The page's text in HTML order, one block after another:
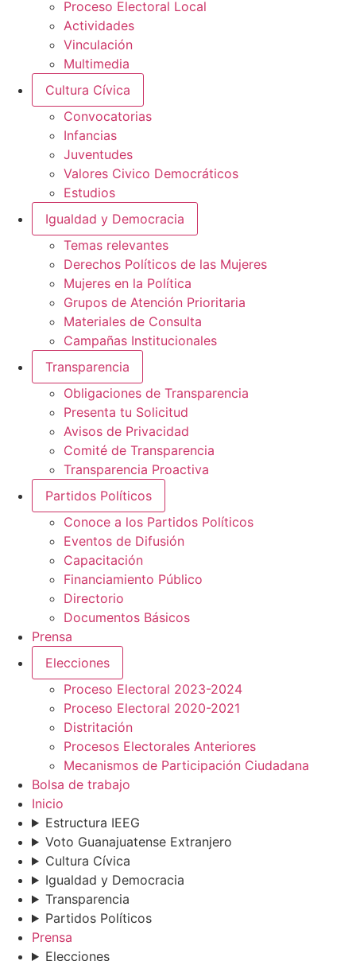
Proceso Electoral Local
Actividades
Vinculación
Multimedia
Cultura Cívica
Convocatorias
Infancias
Juventudes
Valores Civico Democráticos
Estudios
Igualdad y Democracia
Temas relevantes
Derechos Políticos de las Mujeres
Mujeres en la Política
Grupos de Atención Prioritaria
Materiales de Consulta
Campañas Institucionales
Transparencia
Obligaciones de Transparencia
Presenta tu Solicitud
Avisos de Privacidad
Comité de Transparencia
Transparencia Proactiva
Partidos Políticos
Conoce a los Partidos Políticos
Eventos de Difusión
Capacitación
Financiamiento Público
Directorio
Documentos Básicos
Prensa
Elecciones
Proceso Electoral 2023-2024
Proceso Electoral 2020-2021
Distritación
Procesos Electorales Anteriores
Mecanismos de Participación Ciudadana
Bolsa de trabajo
Inicio
Estructura IEEG
Voto Guanajuatense Extranjero
Cultura Cívica
Igualdad y Democracia
Transparencia
Partidos Políticos
Prensa
Elecciones